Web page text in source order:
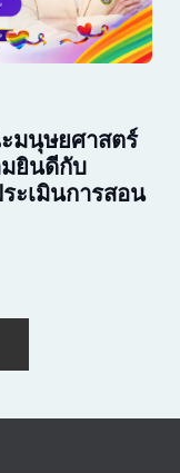
มนุษยศาสตร์
ยินดีกับ
ะเมินการสอน